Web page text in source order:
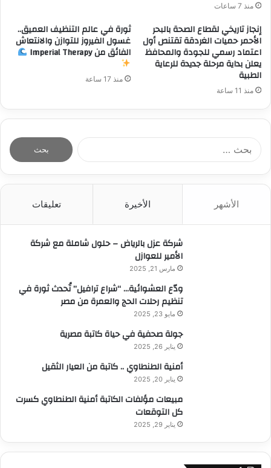
منذ 7 ساعات
إنجاز تاريخي لقطاع الصحة بالبحر
الأحمر حميات الغردقة تقتنص أول
اعتماد رسمي للجودة والمحافظ
يعلن بداية مرحلة جديدة للرعاية
الطبية
منذ 11 ساعة
ثورة في عالم التنظيف العميق..
غسول الفيروز للتوازن والانتعاش
الفائق من Imperial Therapy
منذ 17 ساعة
الأشهر الأخيرة تعليقات
شركة عزل بالرياض – حلول شاملة مع شركة
الأمير للعوازل
مارس 21, 2025
ودّع العشوائية… “شراع ترافيل” تُحدث ثورة في
تنظيم رحلات الحج والعمرة من مصر
مايو 23, 2025
جولة صحفية في حياة كاتبة مصرية
يناير 26, 2025
أمنية الطنطاوي .. كاتبة من العيار الثقيل
يناير 20, 2025
مبيعات مؤلفات الكاتبة أمنية الطنطاوي كسرت
كل التوقعات
يناير 29, 2025